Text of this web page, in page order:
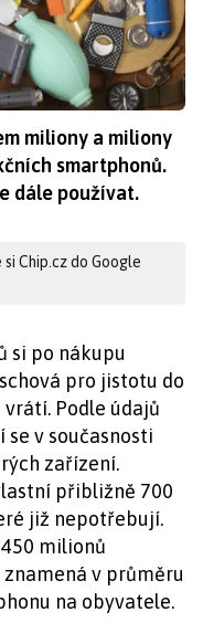
miliony a miliony
smartphonů.
dále používat.
Chip.cz do Google
si po nákupu
pro jistotu do
Podle údajů
v současnosti
zařízení.
přibližně 700
již nepotřebují.
milionů
v průměru
na obyvatele.